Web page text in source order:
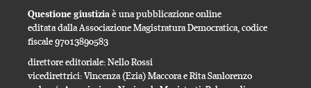
Questione giustiziaè una pubblicazione online
editata dalla Associazione Magistratura Democratica, codice
fiscale 97013890583
direttore editoriale: Nello Rossi
vicedirettrici: Vincenza (Ezia) Maccora e Rita Sanlorenzo